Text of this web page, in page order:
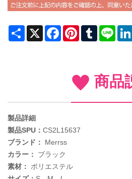
Share X FacebookPinterestTumblrLine
商品
製品詳細
製品SPU： CS2L15637
ブランド：
Merrss
カラー：
ブラック
素材：
ポリエステル